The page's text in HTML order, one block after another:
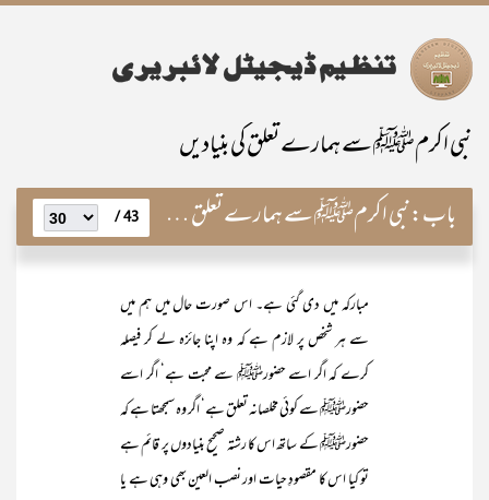
نبی اکرمﷺ سے ہمارے تعلق کی بنیادیں
باب:نبی اکرمﷺ سے ہمارے تعلق کی بنیادیں 43 /
مبارکہ میں دی گئی ہے۔ اس صورت حال میں ہم میں
سے ہر شخص پر لازم ہے کہ وہ اپنا جائزہ لے کر فیصلہ
کرے کہ اگر اسے حضورﷺ سے محبت ہے‘ اگر اسے
حضورﷺ سے کوئی مخلصانہ تعلق ہے‘ اگر وہ سمجھتا ہے کہ
حضورﷺ کے ساتھ اس کا رشتہ صحیح بنیادوں پر قائم ہے
تو کیا اس کا مقصودِ حیات اور نصب العین بھی وہی ہے یا